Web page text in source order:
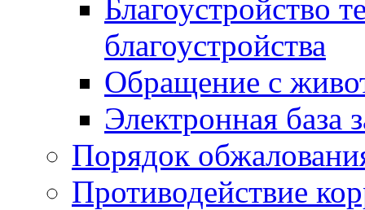
Благоустройство
благоустройства
Обращение с
Электронная база
Порядок
Противодействие